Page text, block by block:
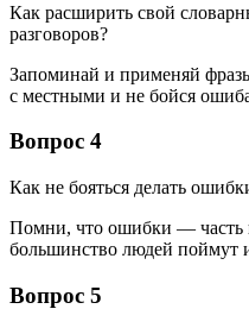
Как расширить свой
разговоров?
Запоминай и применяй
с местными и не бойся
Вопрос 4
Как не бояться делать
Помни, что ошибки — часть
большинство людей поймут
Вопрос 5